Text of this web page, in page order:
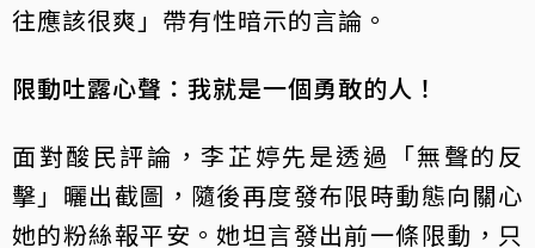
往應該很爽」帶有性暗示的言論。
限動吐露心聲：我就是一個勇敢的人！
面對酸民評論，李芷婷先是透過「無聲的反
擊」曬出截圖，隨後再度發布限時動態向關心
她的粉絲報平安。她坦言發出前一條限動，只